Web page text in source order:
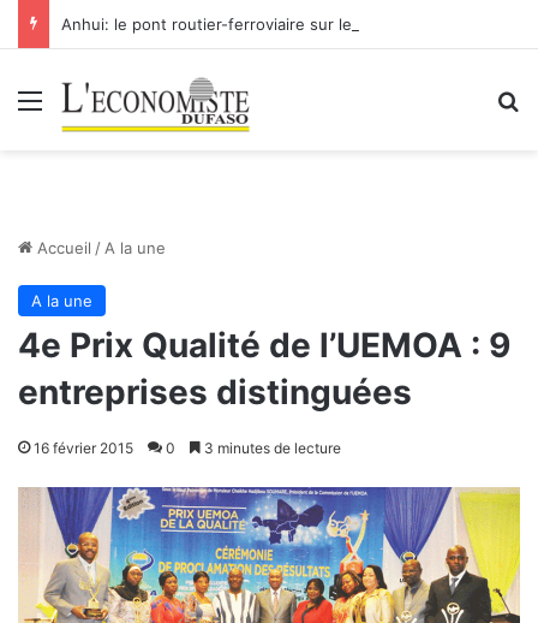
Menu
Accueil / A la une
A la une
4e Prix Qualité de l’UEMOA : 9
entreprises distinguées
16 février 2015 0 3 minutes de lecture